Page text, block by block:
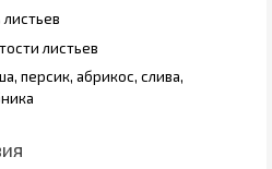
листьев
персик, абрикос, слива,